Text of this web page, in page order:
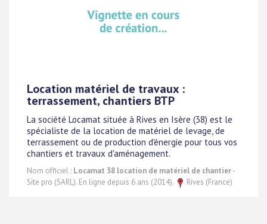
Location matériel de travaux :
terrassement, chantiers BTP
La société Locamat située à Rives en Isère (38) est le
spécialiste de la location de matériel de levage, de
terrassement ou de production d'énergie pour tous vos
chantiers et travaux d'aménagement.
Nom officiel : Locamat 38 location de matériel de chantier-
Site pro (SARL). En ligne depuis 6 ans (2014).
Rives (France)